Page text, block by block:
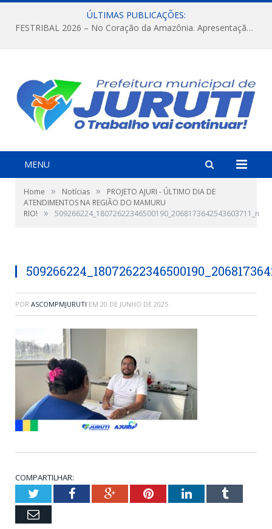
ÚLTIMAS PUBLICAÇÕES:
FESTRIBAL 2026 – No Coração da Amazônia. Apresentação da Munduruku.
MENU
Home » Notícias »
PROJETO AJURI - ÚLTIMO DIA DE
ATENDIMENTOS NA REGIÃO DO MAMURU
RIO!
» 509266224_18072622346500190_2068173642543603711_n
POR ASCOMPMJURUTI EM 20 DE JUNHO DE 2025
COMPARTILHAR:
TwitterFacebookGoogle+PinterestLinkedInTumblr
Email